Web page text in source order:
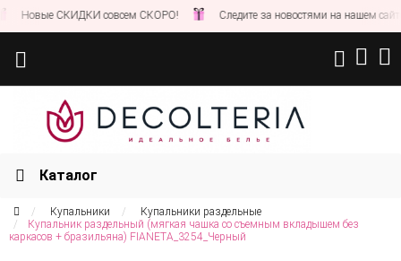
СКИДКИ совсем СКОРО! Следите за новостями на нашем сайте и в
Каталог
Купальники
Купальники раздельные
Купальник раздельный (мягкая чашка со съемным вкладышем без
каркасов + бразильяна) FIANETA_3254_Черный